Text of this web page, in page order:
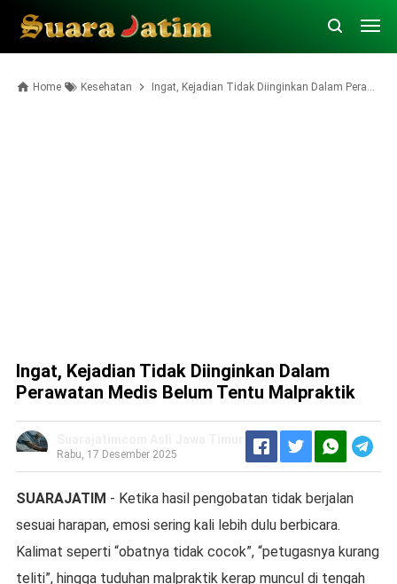
Home Kesehatan Ingat, Kejadian Tidak Diinginkan Dalam Perawatan Medis Belum Tentu Malpraktik
Ingat, Kejadian Tidak Diinginkan Dalam
Perawatan Medis Belum Tentu Malpraktik
Rabu, 17 Desember 2025
SUARAJATIM - Ketika hasil pengobatan tidak berjalan
sesuai harapan, emosi sering kali lebih dulu berbicara.
Kalimat seperti “obatnya tidak cocok”, “petugasnya kurang
teliti”, hingga tuduhan malpraktik kerap muncul di tengah